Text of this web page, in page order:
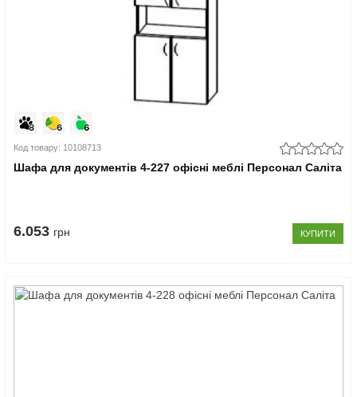
Код товару: 10108713
Шафа для документів 4-227 офісні меблі Персонал Саліта
6.053 грн КУПИТИ